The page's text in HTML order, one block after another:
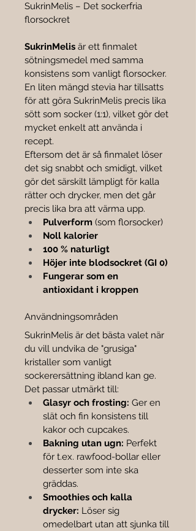
SukrinMelis – Det sockerfria
florsockret
SukrinMelis är ett finmalet
sötningsmedel med samma
konsistens som vanligt florsocker.
En liten mängd stevia har tillsatts
för att göra SukrinMelis precis lika
sött som socker (1:1), vilket gör det
mycket enkelt att använda i
recept.
Eftersom det är så finmalet löser
det sig snabbt och smidigt, vilket
gör det särskilt lämpligt för kalla
rätter och drycker, men det går
precis lika bra att värma upp.
Pulverform (som florsocker)
Noll kalorier
100 % naturligt
Höjer inte blodsockret (GI 0)
Fungerar som en
antioxidant i kroppen
Användningsområden
SukrinMelis är det bästa valet när
du vill undvika de "grusiga"
kristaller som vanligt
sockerersättning ibland kan ge.
Det passar utmärkt till:
Glasyr och frosting: Ger en
slät och fin konsistens till
kakor och cupcakes.
Bakning utan ugn: Perfekt
för t.ex. rawfood-bollar eller
desserter som inte ska
gräddas.
Smoothies och kalla
drycker: Löser sig
omedelbart utan att sjunka till